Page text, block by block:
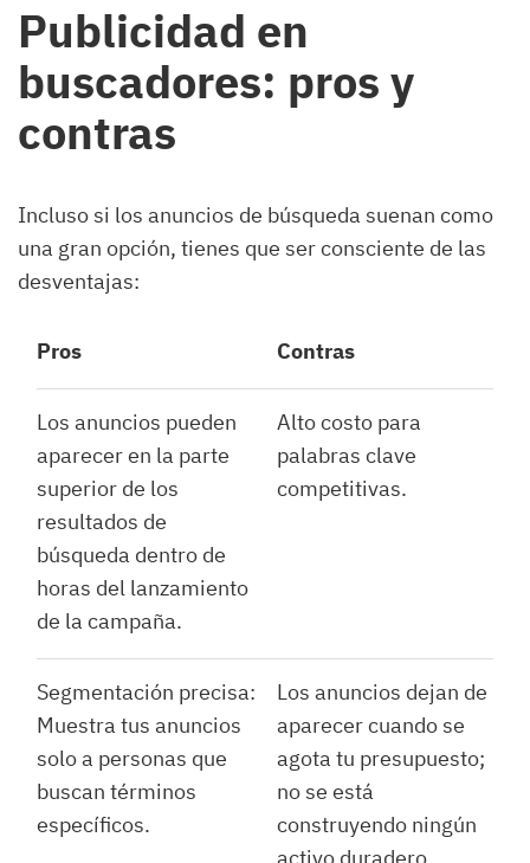
Publicidad en
buscadores: pros y
contras
Incluso si los anuncios de búsqueda suenan como
una gran opción, tienes que ser consciente de las
desventajas:
Pros Contras
Los anuncios pueden
aparecer en la parte
superior de los
resultados de
búsqueda dentro de
horas del lanzamiento
de la campaña.
Alto costo para
palabras clave
competitivas.
Segmentación precisa:
Muestra tus anuncios
solo a personas que
buscan términos
específicos.
Los anuncios dejan de
aparecer cuando se
agota tu presupuesto;
no se está
construyendo ningún